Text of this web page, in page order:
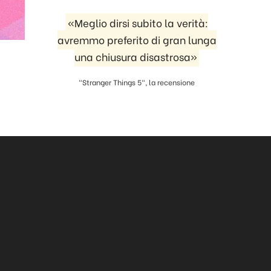
«Meglio dirsi subito la verità:
avremmo preferito di gran lunga
una chiusura disastrosa»
"Stranger Things 5", la recensione